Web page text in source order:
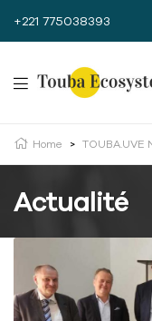
+221 775038393
Home > TOUBA.UVE
Actualité